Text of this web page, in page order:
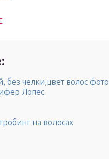
без челки,цвет волос фото
Лопес
на волосах